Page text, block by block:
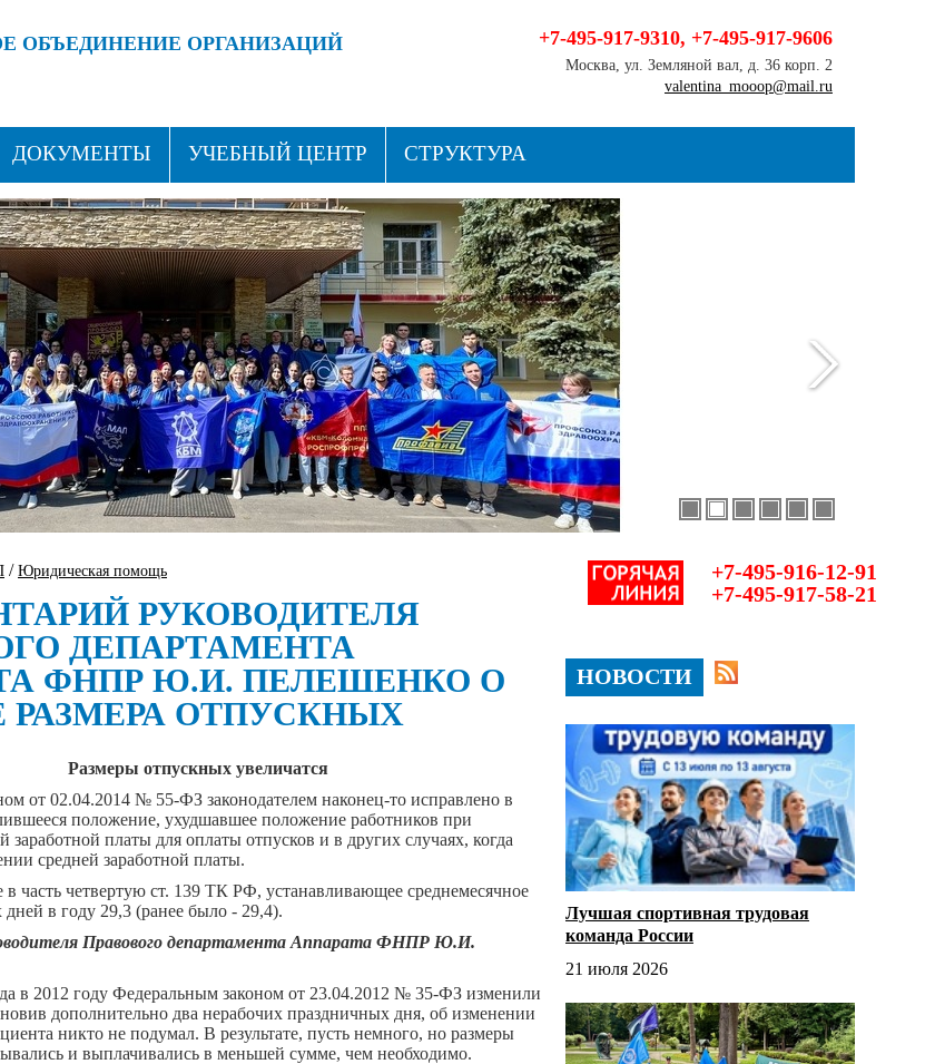
ОБЪЕДИНЕНИЕ ОРГАНИЗАЦИЙ
+7-495-917-9310, +7-495-917-9606
Москва, ул. Земляной вал, д. 36 корп. 2
valentina_mooop@mail.ru
ДОКУМЕНТЫ УЧЕБНЫЙ ЦЕНТР СТРУКТУРА
/ Юридическая помощь
РУКОВОДИТЕЛЯ
ДЕПАРТАМЕНТА
ФНПР Ю.И. ПЕЛЕШЕНКО О
РАЗМЕРА ОТПУСКНЫХ
Размеры отпускных увеличатся
от 02.04.2014 № 55-ФЗ законодателем наконец-то исправлено в
положение, ухудшавшее положение работников при
заработной платы для оплаты отпусков и в других случаях, когда
средней заработной платы.
часть четвертую ст. 139 ТК РФ, устанавливающее среднемесячное
в году 29,3 (ранее было - 29,4).
Правового департамента Аппарата ФНПР Ю.И.
в 2012 году Федеральным законом от 23.04.2012 № 35-ФЗ изменили
дополнительно два нерабочих праздничных дня, об изменении
никто не подумал. В результате, пусть немного, но размеры
и выплачивались в меньшей сумме, чем необходимо.
+7-495-916-12-91
+7-495-917-58-21
НОВОСТИ
Лучшая спортивная трудовая
команда России
21 июля 2026